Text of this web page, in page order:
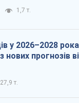
1,7 т.
у 2026–2028
нових прогнозів
27,9 т.